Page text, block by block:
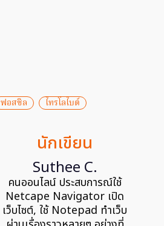
ฟอสซิล ไทรโลไบต์
นักเขียน
Suthee C.
คนออนไลน์ ประสบการณ์ใช้
Netcape Navigator เปิด
เว็บไซต์, ใช้ Notepad ทำเว็บ